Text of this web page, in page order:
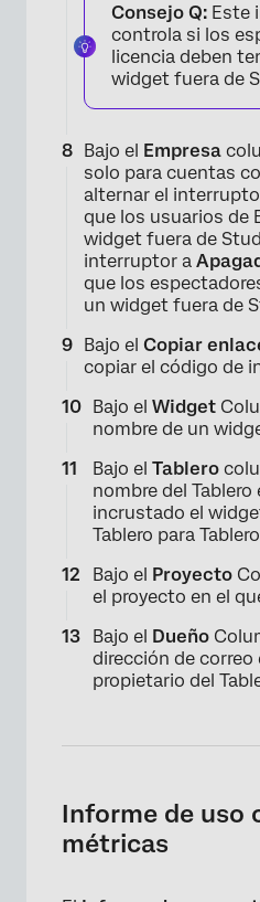
Consejo Q: Este
controla si los
licencia deben
widget fuera de
Bajo el Empresa
solo para cuentas
alternar el
que los usuarios de
widget fuera de
interruptor a
que los
un widget fuera de
Bajo el Copiar
copiar el código de
Bajo el Widget
nombre de un
Bajo el Tablero
nombre del Tablero
incrustado el
Tablero para
Bajo el Proyecto
el proyecto en el
Bajo el Dueño
dirección de correo
propietario del
Informe de uso
métricas